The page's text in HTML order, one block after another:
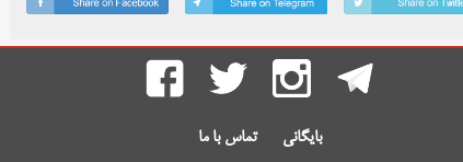
بایگانی تماس با ما